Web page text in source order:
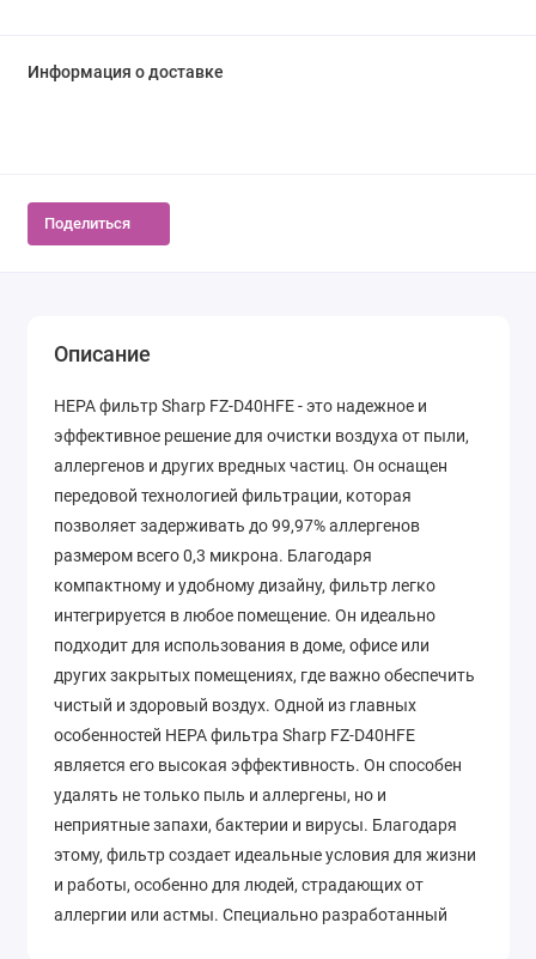
Информация о доставке
Поделиться
Описание
HEPA фильтр Sharp FZ-D40HFE - это надежное и
эффективное решение для очистки воздуха от пыли,
аллергенов и других вредных частиц. Он оснащен
передовой технологией фильтрации, которая
позволяет задерживать до 99,97% аллергенов
размером всего 0,3 микрона. Благодаря
компактному и удобному дизайну, фильтр легко
интегрируется в любое помещение. Он идеально
подходит для использования в доме, офисе или
других закрытых помещениях, где важно обеспечить
чистый и здоровый воздух. Одной из главных
особенностей HEPA фильтра Sharp FZ-D40HFE
является его высокая эффективность. Он способен
удалять не только пыль и аллергены, но и
неприятные запахи, бактерии и вирусы. Благодаря
этому, фильтр создает идеальные условия для жизни
и работы, особенно для людей, страдающих от
аллергии или астмы. Специально разработанный